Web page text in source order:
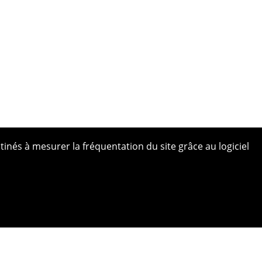
à mesurer la fréquentation du site grâce au logiciel